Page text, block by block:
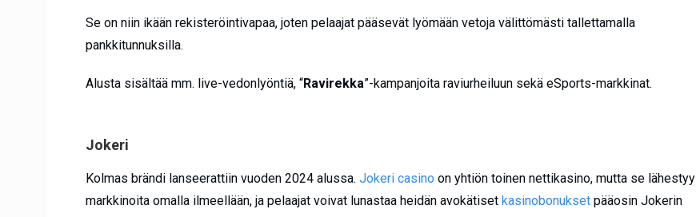
Se on niin ikään rekisteröintivapaa, joten pelaajat pääsevät lyömään vetoja välittömästi tallettamalla
pankkitunnuksilla.
Alusta sisältää mm. live-vedonlyöntiä, “Ravirekka”-kampanjoita raviurheiluun sekä eSports-markkinat.
Jokeri
Kolmas brändi lanseerattiin vuoden 2024 alussa. Jokeri casino on yhtiön toinen nettikasino, mutta se lähestyy
markkinoita omalla ilmeellään, ja pelaajat voivat lunastaa heidän avokätiset kasinobonukset pääosin Jokerin